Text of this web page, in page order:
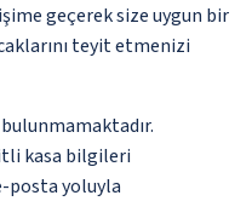
geçerek size uygun bir
teyit etmenizi
kasa bilgileri
posta yoluyla